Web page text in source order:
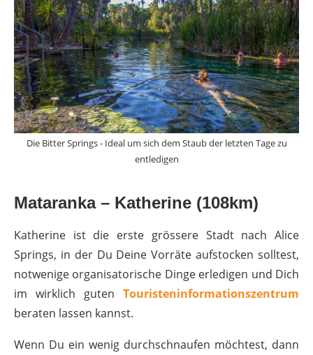
Die Bitter Springs - Ideal um sich dem Staub der letzten Tage zu
entledigen
Mataranka – Katherine (108km)
Katherine ist die erste grössere Stadt nach Alice
Springs, in der Du Deine Vorräte aufstocken solltest,
notwenige organisatorische Dinge erledigen und Dich
im wirklich guten Touristeninformationszentrum
beraten lassen kannst.
Wenn Du ein wenig durchschnaufen möchtest, dann